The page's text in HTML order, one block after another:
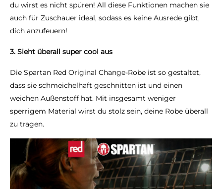
du wirst es nicht spüren! All diese Funktionen machen sie
auch für Zuschauer ideal, sodass es keine Ausrede gibt,
dich anzufeuern!
3. Sieht überall super cool aus
Die Spartan Red Original Change-Robe ist so gestaltet,
dass sie schmeichelhaft geschnitten ist und einen
weichen Außenstoff hat. Mit insgesamt weniger
sperrigem Material wirst du stolz sein, deine Robe überall
zu tragen.